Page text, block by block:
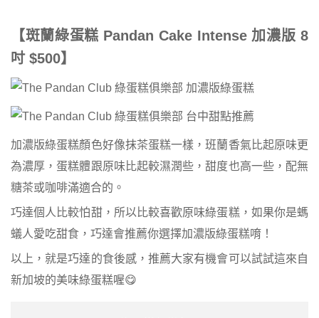
【斑蘭綠蛋糕 Pandan Cake Intense 加濃版 8
吋 $500】
加濃版綠蛋糕顏色好像抹茶蛋糕一樣，班蘭香氣比起原味更
為濃厚，蛋糕體跟原味比起較濕潤些，甜度也高一些，配無
糖茶或咖啡滿適合的。
巧達個人比較怕甜，所以比較喜歡原味綠蛋糕，如果你是螞
蟻人愛吃甜食，巧達會推薦你選擇加濃版綠蛋糕唷！
以上，就是巧達的食後感，推薦大家有機會可以試試這來自
新加坡的美味綠蛋糕喔😋